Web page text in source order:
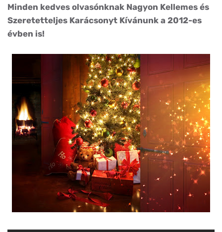
Minden kedves olvasónknak Nagyon Kellemes és
Szeretetteljes Karácsonyt Kívánunk a 2012-es
évben is!